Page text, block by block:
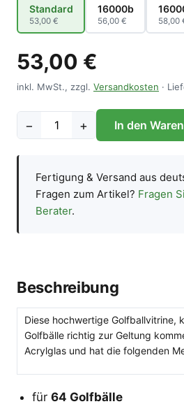
Standard
53,00 €
16000b
56,00 € 58,00
53,00 €
inkl. MwSt., zzgl. Versandkosten ·
− + In den
Fertigung & Versand aus
Fragen zum Artikel? Fragen
Berater.
Beschreibung
Diese hochwertige Golfballvitrine,
Golfbälle richtig zur Geltung
Acrylglas und hat die folgenden
für 64 Golfbälle